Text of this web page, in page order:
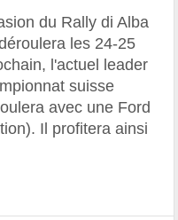
du Rally di Alba
les 24-25
l'actuel leader
suisse
avec une Ford
Il profitera ainsi